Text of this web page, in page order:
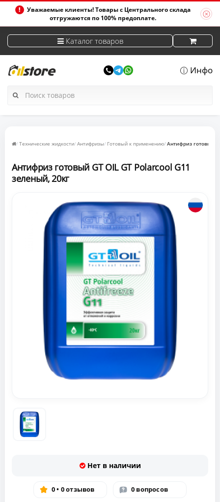
Уважаемые клиенты! Товары с Центрального склада
отгружаются по 100% предоплате.
Каталог товаров
Инфо
Технические жидкости Антифризы Готовый к применению Антифриз готовый
Антифриз готовый GT OIL GT Polarcool G11
зеленый, 20кг
Нет в наличии
0 • 0 отзывов 0 вопросов